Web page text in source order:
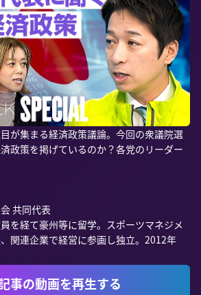
が集まる経済政策議論。今回の衆議院選
政策を掲げているのか？各党のリーダー
共同代表
を経て豪州等に留学。スポーツマネジメ
関連企業で経営に参画し独立。2012年
事の動画を再生する